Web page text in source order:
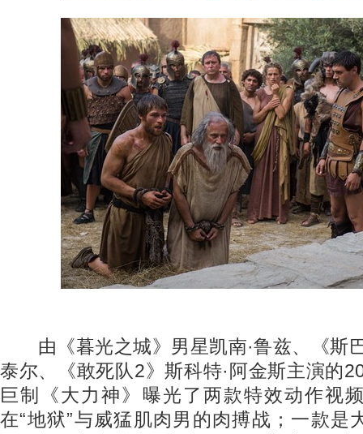
由《暮光之城》男星凯南·鲁兹、《斯
泰尔、《敢死队2》斯科特·阿金斯主演的
巨制《大力神》曝光了两款特效动作视
在“地狱”与威猛肌肉男的肉搏战；一款是